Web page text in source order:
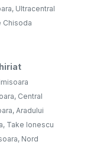
Ultracentral
Chisoda
Central
Aradului
Take Ionescu
Nord